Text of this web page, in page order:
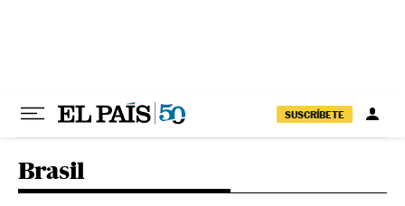
SUSCRÍBETE
Brasil